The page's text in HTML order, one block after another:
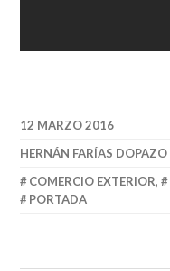
12 MARZO 2016
HERNÁN FARÍAS DOPAZO
COMERCIO EXTERIOR,
PORTADA